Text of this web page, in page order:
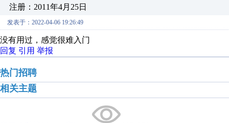
注册：2011年4月25日
发表于：2022-04-06 19:26:49
没有用过，感觉很难入门
回复 引用 举报
热门招聘
相关主题